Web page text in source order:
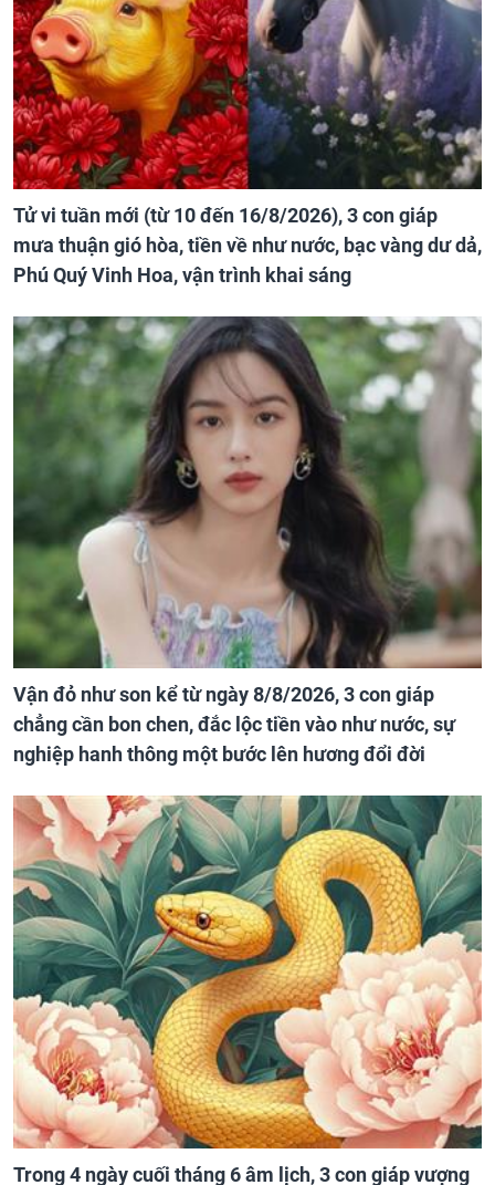
Tử vi tuần mới (từ 10 đến 16/8/2026), 3 con giáp
mưa thuận gió hòa, tiền về như nước, bạc vàng dư dả,
Phú Quý Vinh Hoa, vận trình khai sáng
Vận đỏ như son kể từ ngày 8/8/2026, 3 con giáp
chẳng cần bon chen, đắc lộc tiền vào như nước, sự
nghiệp hanh thông một bước lên hương đổi đời
Trong 4 ngày cuối tháng 6 âm lịch, 3 con giáp vượng